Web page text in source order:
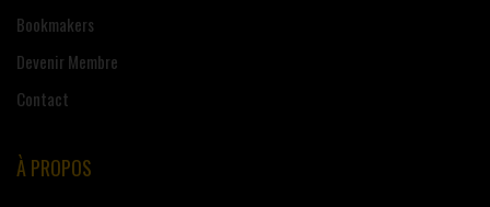
Bookmakers
Devenir Membre
Contact
À PROPOS